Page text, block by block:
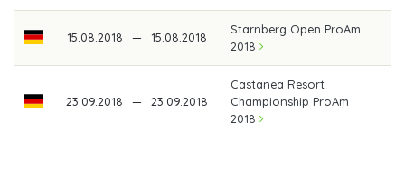
15.08.2018 — 15.08.2018
Starnberg Open ProAm
2018
23.09.2018 — 23.09.2018
Castanea Resort
Championship ProAm
2018